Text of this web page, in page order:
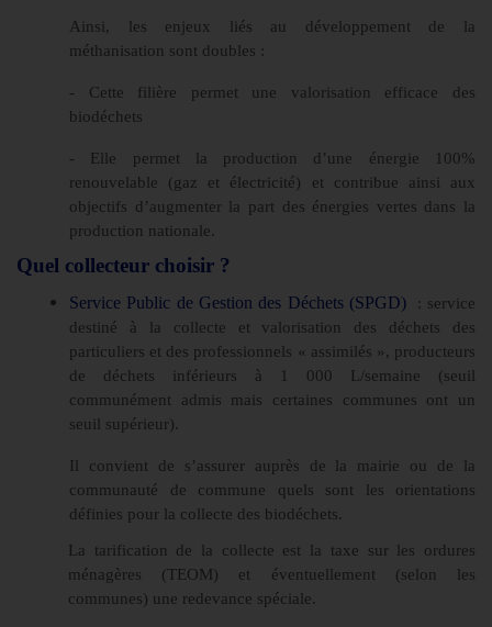
Ainsi, les enjeux liés au développement de la
méthanisation sont doubles :
- Cette filière permet une valorisation efficace des
biodéchets
- Elle permet la production d’une énergie 100%
renouvelable (gaz et électricité) et contribue ainsi aux
objectifs d’augmenter la part des énergies vertes dans la
production nationale.
Quel collecteur choisir ?
Service Public de Gestion des Déchets (SPGD)
: service
destiné à la collecte et valorisation des déchets des
particuliers et des professionnels « assimilés », producteurs
de déchets inférieurs à 1 000 L/semaine (seuil
communément admis mais certaines communes ont un
seuil supérieur).
Il convient de s’assurer auprès de la mairie ou de la
communauté de commune quels sont les orientations
définies pour la collecte des biodéchets.
La tarification de la collecte est la taxe sur les ordures
ménagères (TEOM) et éventuellement (selon les
communes) une redevance spéciale.